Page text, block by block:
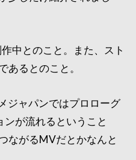
中とのこと。また、スト
あるとのこと。
ジャパンではプロローグ
が流れるということ
ながるMVだとかなんと